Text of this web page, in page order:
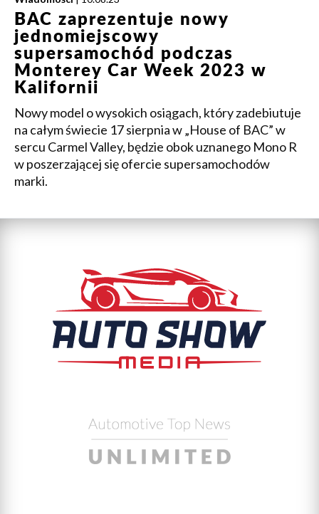
BAC zaprezentuje nowy
jednomiejscowy
supersamochód podczas
Monterey Car Week 2023 w
Kalifornii
Nowy model o wysokich osiągach, który zadebiutuje
na całym świecie 17 sierpnia w „House of BAC” w
sercu Carmel Valley, będzie obok uznanego Mono R
w poszerzającej się ofercie supersamochodów
marki.